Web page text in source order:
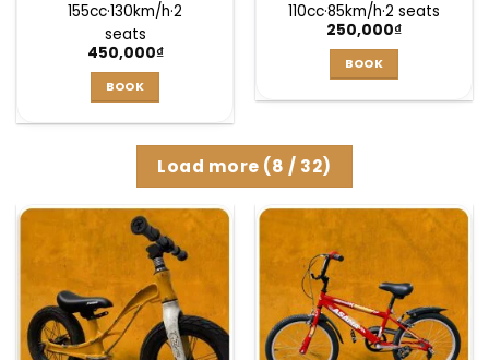
155cc·130km/h·2
seats
450,000₫
BOOK
110cc·85km/h·2 seats
250,000₫
BOOK
Load more (8 / 32)